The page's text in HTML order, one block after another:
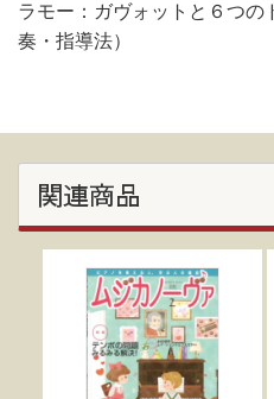
ラモー：ガヴォットと６つ
奏・指導法）
関連商品